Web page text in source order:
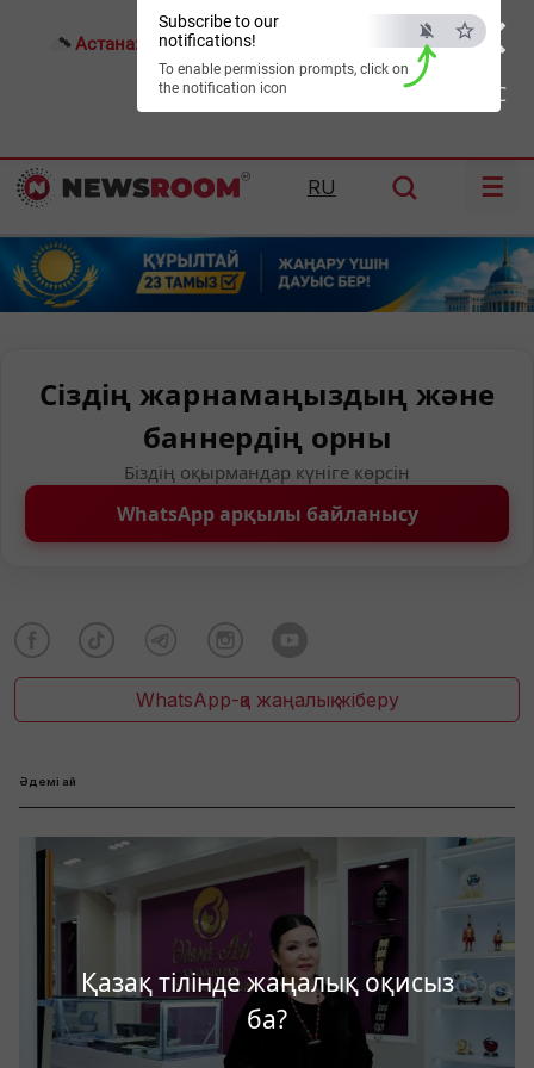
×
ESC
Қазақ тілінде жаңалық оқисыз
ба?
Subscribe to our
notifications!
To enable permission prompts, click on
the notification icon
Астана: 17°C Алматы: Шымкент:21°C
RU ☰
Сіздің жарнамаңыздың және
баннердің орны
Біздің оқырмандар күніге көрсін
WhatsApp арқылы байланысу
WhatsApp-қа жаңалық жіберу
Әдемі ай